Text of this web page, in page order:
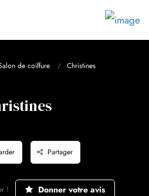
de coiffure Christines
Partager
! Donner votre avis